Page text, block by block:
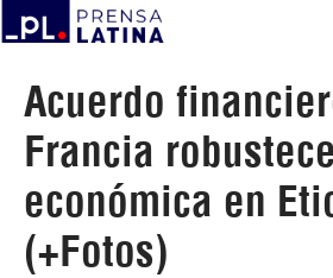
Acuerdo
Francia
económica en
(+Fotos)